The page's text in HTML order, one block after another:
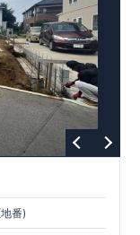
番)